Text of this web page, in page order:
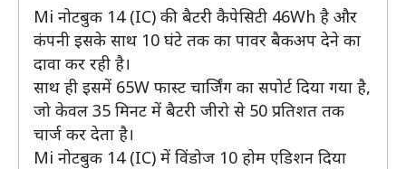
Mi नोटबुक 14 (IC) की बैटरी कैपेसिटी 46Wh है और
कंपनी इसके साथ 10 घंटे तक का पावर बैकअप देने का
दावा कर रही है।
साथ ही इसमें 65W फास्ट चार्जिंग का सपोर्ट दिया गया है,
जो केवल 35 मिनट में बैटरी जीरो से 50 प्रतिशत तक
चार्ज कर देता है।
Mi नोटबुक 14 (IC) में विंडोज 10 होम एडिशन दिया